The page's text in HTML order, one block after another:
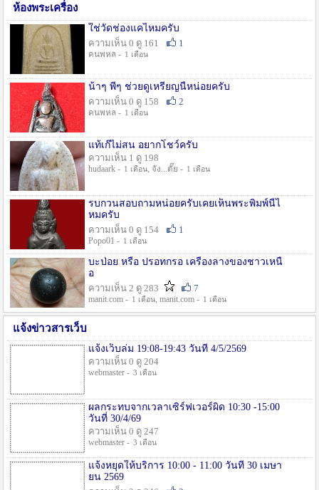
ห้องพระเครื่อง
ใช่วัดช่องแคไหมครับ
ความเห็น 0 ดู 161
1
คนพหล - 1 เดือน
น้าๆ พี่ๆ ช่วยดูเหรียญนี้หน่อยครับ
ความเห็น 0 ดู 158
2
คนพหล - 1 เดือน
แท้เก๊ไม่สน อยากโชว์ครับ
ความเห็น 1 ดู 198
hudaark - 1 เดือน, จัง...ดั๊ย - 1 เดือน
รบกวนสอบถามหน่อยครับเคยเห็นพระพิมพ์นี้ไ
หมครับ
ความเห็น 0 ดู 154
1
Popo01 - 1 เดือน
บะป่อย หรือ ปรอทกรอ เครื่องลางของชาวเหนื
อ
ความเห็น 2 ดู 283
7
manit.com - 1 เดือน, manit.com - 1 เดือน
แจ้งข่าวสารเว็บ
แจ้งเว็บล่ม 19:08-19:43 วันที่ 4/5/2569
ความเห็น 0 ดู 204
webmaster - 3 เดือน
ผลกระทบจากเวลาเซิร์ฟเวอร์ผิด 10:30 -15:00
วันที่ 30/4/69
ความเห็น 0 ดู 247
webmaster - 3 เดือน
แจ้งหยุดให้บริการ 10:00 - 11:00 วันที่ 30 เมษา
ยน 2569